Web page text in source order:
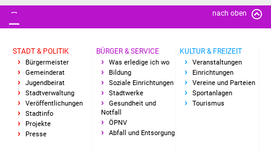
Familien
Familientreff
Kinder und Jugendliche
Migration und Integration
nach oben
STADT & POLITIK
Bürgermeister
Gemeinderat
Jugendbeirat
Stadtverwaltung
Veröffentlichungen
Stadtinfo
Projekte
Presse
BÜRGER & SERVICE
Was erledige ich wo
Bildung
Soziale Einrichtungen
Stadtwerke
Gesundheit und
Notfall
ÖPNV
Abfall und Entsorgung
KULTUR & FREIZEIT
Veranstaltungen
Einrichtungen
Vereine und Parteien
Sportanlagen
Tourismus